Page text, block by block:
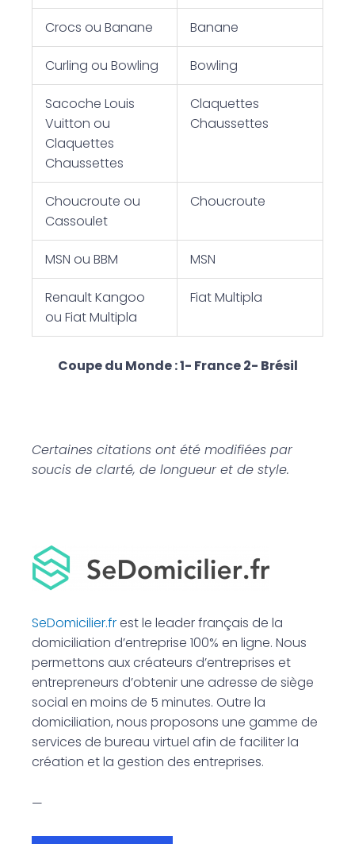
Crocs ou Banane Banane
Curling ou Bowling Bowling
Sacoche Louis
Vuitton ou
Claquettes
Chaussettes
Claquettes
Chaussettes
Choucroute ou
Cassoulet
Choucroute
MSN ou BBM MSN
Renault Kangoo
ou Fiat Multipla
Fiat Multipla
Coupe du Monde : 1- France 2- Brésil
Certaines citations ont été modifiées par
soucis de clarté, de longueur et de style.
SeDomicilier.frest le leader français de la
domiciliation d’entreprise 100% en ligne. Nous
permettons aux créateurs d’entreprises et
entrepreneurs d’obtenir une adresse de siège
social en moins de 5 minutes. Outre la
domiciliation, nous proposons une gamme de
services de bureau virtuel afin de faciliter la
création et la gestion des entreprises.
—